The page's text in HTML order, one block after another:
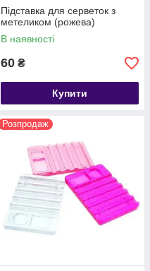
Підставка для серветок з
метеликом (рожева)
В наявності
60 ₴
Купити
Розпродаж